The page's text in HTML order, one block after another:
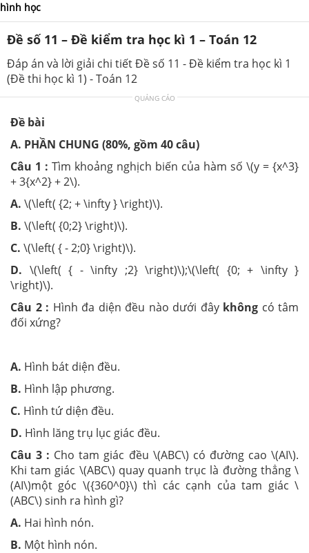
hình học
Đề số 11 – Đề kiểm tra học kì 1 – Toán 12
Đáp án và lời giải chi tiết Đề số 11 - Đề kiểm tra học kì 1
(Đề thi học kì 1) - Toán 12
QUẢNG CÁO
Đề bài
A. PHẦN CHUNG (80%, gồm 40 câu)
Câu 1 : Tìm khoảng nghịch biến của hàm số \(y = {x^3}
+ 3{x^2} + 2\).
A. \(\left( {2; + \infty } \right)\).
B. \(\left( {0;2} \right)\).
C. \(\left( { - 2;0} \right)\).
D. \(\left( { - \infty ;2} \right)\);\(\left( {0; + \infty }
\right)\).
Câu 2 : Hình đa diện đều nào dưới đây không có tâm
đối xứng?
A. Hình bát diện đều.
B. Hình lập phương.
C. Hình tứ diện đều.
D. Hình lăng trụ lục giác đều.
Câu 3 : Cho tam giác đều \(ABC\) có đường cao \(AI\).
Khi tam giác \(ABC\) quay quanh trục là đường thẳng \
(AI\)một góc \({360^0}\) thì các cạnh của tam giác \
(ABC\) sinh ra hình gì?
A. Hai hình nón.
B. Một hình nón.